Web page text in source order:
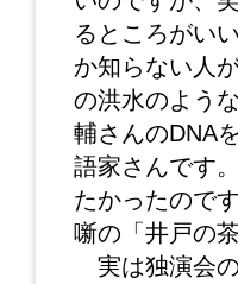
るところがい
か知らない人
の洪水のよう
輔さんのDNA
語家さんです
たかったので
噺の「井戸の
実は独演会